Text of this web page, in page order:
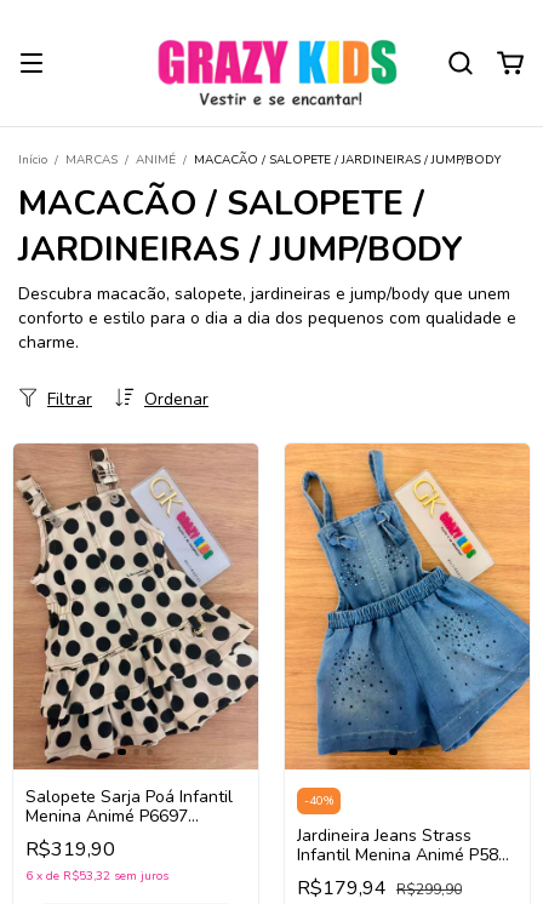
Início / MARCAS / ANIMÉ / MACACÃO / SALOPETE / JARDINEIRAS / JUMP/BODY
MACACÃO / SALOPETE /
JARDINEIRAS / JUMP/BODY
Descubra macacão, salopete, jardineiras e jump/body que unem
conforto e estilo para o dia a dia dos pequenos com qualidade e
charme.
Ordenar
Filtrar
Salopete Sarja Poá Infantil
Menina Animé P6697
(Bege/Preto)
R$319,90
6 x de R$53,32 sem juros
-40%
Jardineira Jeans Strass
Infantil Menina Animé P5833
(Azul)
R$179,94 R$299,90